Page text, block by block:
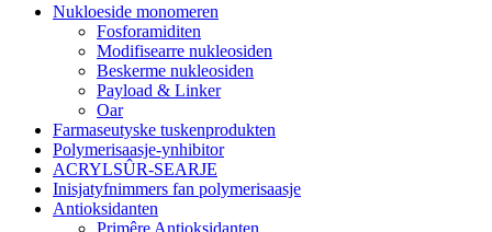
Nukloeside monomeren
Fosforamiditen
Modifisearre nukleosiden
Beskerme nukleosiden
Payload & Linker
Oar
Farmaseutyske tuskenprodukten
Polymerisaasje-ynhibitor
ACRYLSÛR-SEARJE
Inisjatyfnimmers fan polymerisaasje
Antioksidanten
Primêre Antioksidanten